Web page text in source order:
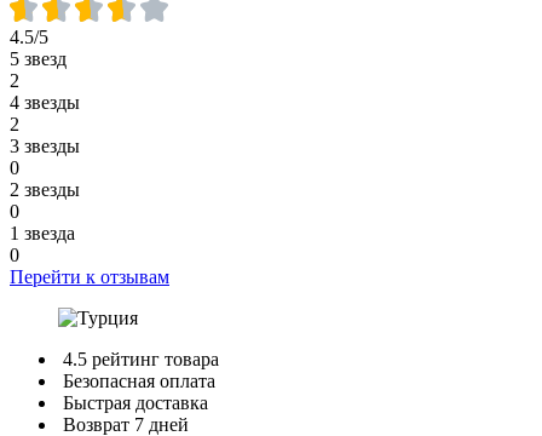
4.5/5
5 звезд
2
4 звезды
2
3 звезды
0
2 звезды
0
1 звезда
0
Перейти к отзывам
4.5 рейтинг товара
Безопасная оплата
Быстрая доставка
Возврат 7 дней